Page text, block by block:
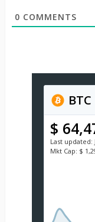
0 COMMENTS
BTC
$
Last updated:
Mkt Cap: $